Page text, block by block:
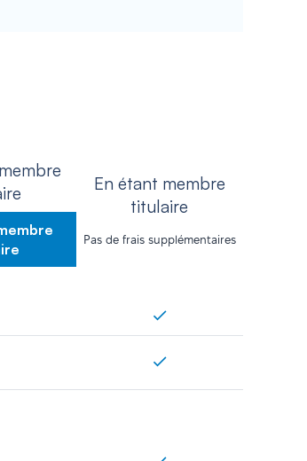
En étant membre
titulaire
Pas de frais supplémentaires